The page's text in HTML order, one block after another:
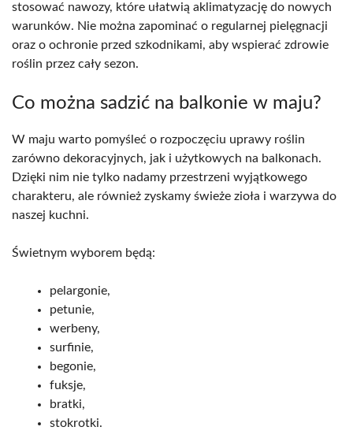
stosować nawozy, które ułatwią aklimatyzację do nowych
warunków. Nie można zapominać o regularnej pielęgnacji
oraz o ochronie przed szkodnikami, aby wspierać zdrowie
roślin przez cały sezon.
Co można sadzić na balkonie w maju?
W maju warto pomyśleć o rozpoczęciu uprawy roślin
zarówno dekoracyjnych, jak i użytkowych na balkonach.
Dzięki nim nie tylko nadamy przestrzeni wyjątkowego
charakteru, ale również zyskamy świeże zioła i warzywa do
naszej kuchni.
Świetnym wyborem będą:
pelargonie,
petunie,
werbeny,
surfinie,
begonie,
fuksje,
bratki,
stokrotki.